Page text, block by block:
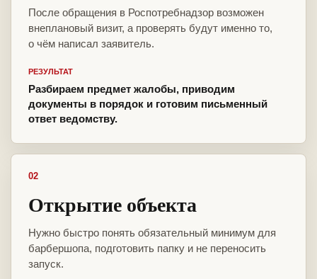
После обращения в Роспотребнадзор возможен
внеплановый визит, а проверять будут именно то,
о чём написал заявитель.
РЕЗУЛЬТАТ
Разбираем предмет жалобы, приводим
документы в порядок и готовим письменный
ответ ведомству.
02
Открытие объекта
Нужно быстро понять обязательный минимум для
барбершопа, подготовить папку и не переносить
запуск.